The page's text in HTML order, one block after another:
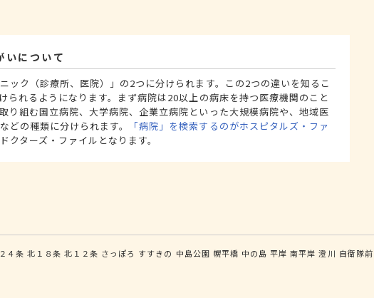
いについて
ック（診療所、医院）」の2つに分けられます。この2つの違いを知るこ
られるようになります。まず病院は20以上の病床を持つ医療機関のこと
り組む国立病院、大学病院、企業立病院といった大規模病院や、地域医
どの種類に分けられます。
「病院」を検索するのがホスピタルズ・ファ
ターズ・ファイルとなります。
４条 北１８条 北１２条 さっぽろ すすきの 中島公園 幌平橋 中の島 平岸 南平岸 澄川 自衛隊前